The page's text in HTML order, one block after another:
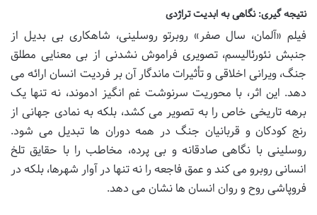
نتیجه گیری: نگاهی به ابدیت تراژدی
فیلم «آلمان، سال صفر» روبرتو روسلینی، شاهکاری بی بدیل از
جنبش نئورئالیسم، تصویری فراموش نشدنی از بی معنایی مطلق
جنگ، ویرانی اخلاقی و تأثیرات ماندگار آن بر فردیت انسان ارائه می
دهد. این اثر، با محوریت سرنوشت غم انگیز ادموند، نه تنها یک
برهه تاریخی خاص را به تصویر می کشد، بلکه به نمادی جهانی از
رنج کودکان و قربانیان جنگ در همه دوران ها تبدیل می شود.
روسلینی با نگاهی صادقانه و بی پرده، مخاطب را با حقایق تلخ
انسانی روبرو می کند و عمق فاجعه را نه تنها در آوار شهرها، بلکه در
فروپاشی روح و روان انسان ها نشان می دهد.